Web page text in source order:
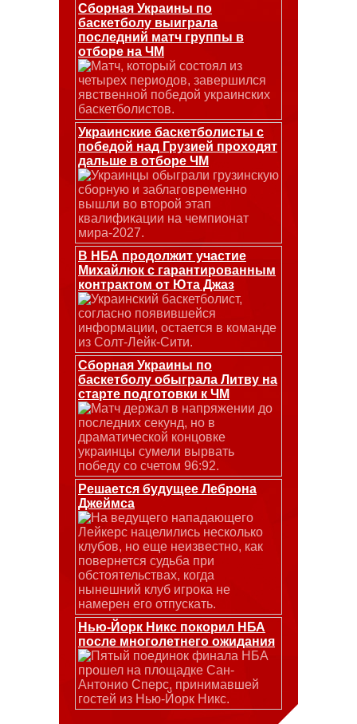
Сборная Украины по
баскетболу выиграла
последний матч группы в
отборе на ЧМ
Матч, который состоял из
четырех периодов, завершился
явственной победой украинских
баскетболистов.
Украинские баскетболисты с
победой над Грузией проходят
дальше в отборе ЧМ
Украинцы обыграли грузинскую
сборную и заблаговременно
вышли во второй этап
квалификации на чемпионат
мира-2027.
В НБА продолжит участие
Михайлюк с гарантированным
контрактом от Юта Джаз
Украинский баскетболист,
согласно появившейся
информации, остается в команде
из Солт-Лейк-Сити.
Сборная Украины по
баскетболу обыграла Литву на
старте подготовки к ЧМ
Матч держал в напряжении до
последних секунд, но в
драматической концовке
украинцы сумели вырвать
победу со счетом 96:92.
Решается будущее Леброна
Джеймса
На ведущего нападающего
Лейкерс нацелились несколько
клубов, но еще неизвестно, как
повернется судьба при
обстоятельствах, когда
нынешний клуб игрока не
намерен его отпускать.
Нью-Йорк Никс покорил НБА
после многолетнего ожидания
Пятый поединок финала НБА
прошел на площадке Сан-
Антонио Сперс, принимавшей
гостей из Нью-Йорк Никс.